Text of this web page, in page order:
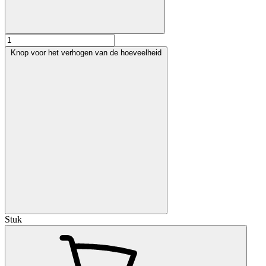
Knop voor het verhogen van de hoeveelheid
Stuk